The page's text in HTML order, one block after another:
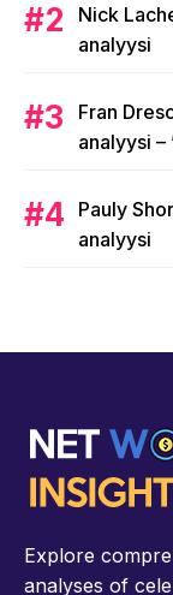
Nick
analyysi
Fran
analyysi –
Pauly
analyysi
Explore
analyses of